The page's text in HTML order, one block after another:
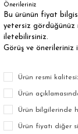
Önerileriniz
Bu ürünün fiyat
yetersiz gördüğünüz
iletebilirsiniz.
Görüş ve önerileriniz
Ürün resmi
Ürün
Ürün bilgilerinde
Ürün fiyatı diğer